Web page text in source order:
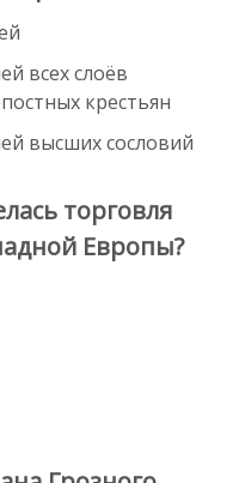
всех слоёв
крестьян
высших сословий
торговля
Европы?